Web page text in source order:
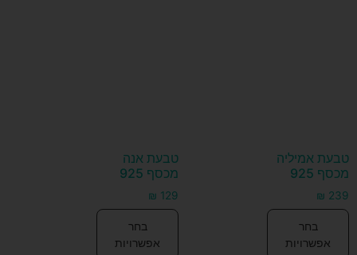
טבעת אמיליה
מכסף 925
₪ 239
בחר
אפשרויות
טבעת אנה
מכסף 925
₪ 129
בחר
אפשרויות